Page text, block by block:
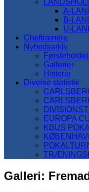
A-
B-
U-
Cheftrænere
Nyhedsarkiv
Førsteholdet
Gallerier
Historie
Diverse statistik
EUROPA
KBUS
Galleri: